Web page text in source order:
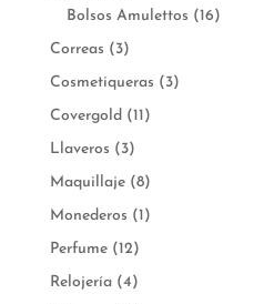
Bolsos Amulettos (16)
Correas (3)
Cosmetiqueras (3)
Covergold (11)
Llaveros (3)
Maquillaje (8)
Monederos (1)
Perfume (12)
Relojería (4)